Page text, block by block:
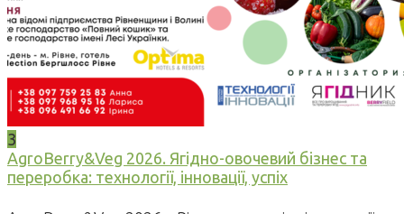
3
AgroBerry&Veg 2026. Ягідно-овочевий бізнес та
переробка: технології, інновації, успіх